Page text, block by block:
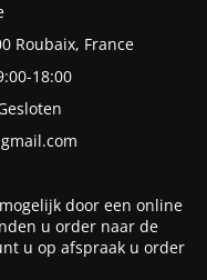
Roubaix, France
18:00
door een online
u order naar de
u op afspraak u order